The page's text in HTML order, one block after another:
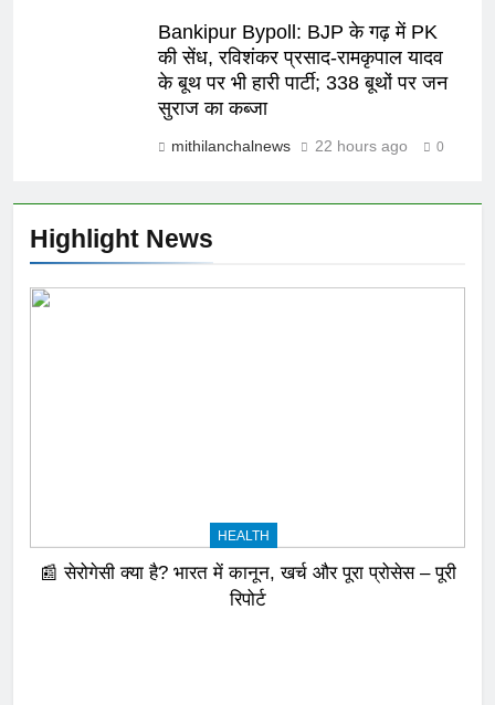
Highlight News
HEALTH
📰 सेरोगेसी क्या है? भारत में कानून, खर्च और पूरा प्रोसेस – पूरी
रिपोर्ट
Bankipur Bypoll: BJP के गढ़ में PK
की सेंध, रविशंकर प्रसाद-रामकृपाल यादव
के बूथ पर भी हारी पार्टी; 338 बूथों पर जन
सुराज का कब्जा
mithilanchalnews 22 hours ago 0